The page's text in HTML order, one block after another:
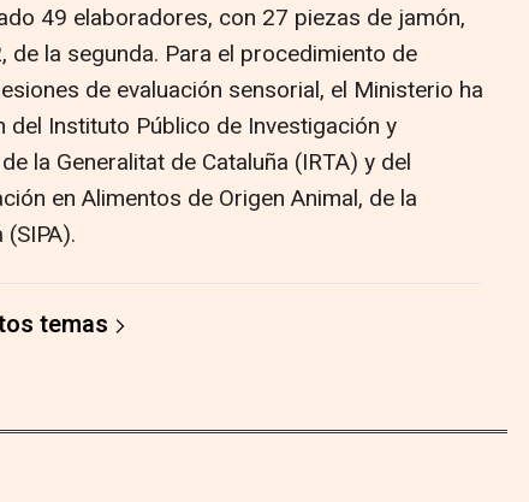
49 elaboradores, con 27 piezas de jamón,
la segunda. Para el procedimiento de
de evaluación sensorial, el Ministerio ha
Instituto Público de Investigación y
la Generalitat de Cataluña (IRTA) y del
en Alimentos de Origen Animal, de la
temas